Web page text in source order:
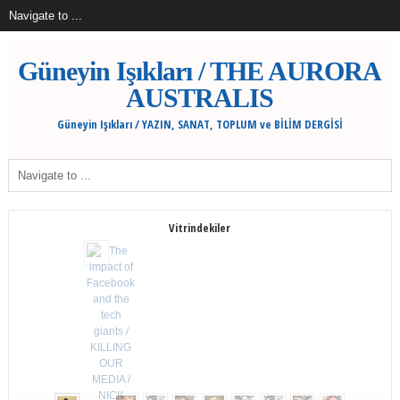
Güneyin Işıkları / THE AURORA
AUSTRALIS
Güneyin Işıkları / YAZIN, SANAT, TOPLUM ve BİLİM DERGİSİ
Vitrindekiler